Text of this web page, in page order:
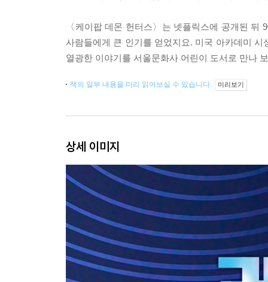
〈케이팝 데몬 헌터스〉는 넷플릭스에 공개된
사람들에게 큰 인기를 얻었지요. 미국 아카데미 시
열광한 이야기를 서울문화사 어린이 도서로 만나
책의 일부 내용을 미리 읽어보실 수 있습니다. 미리보기
상세 이미지